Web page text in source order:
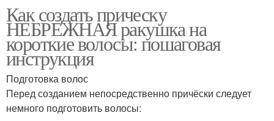
Как создать прическу
НЕБРЕЖНАЯ ракушка на
короткие волосы: пошаговая
инструкция
Подготовка волос
Перед созданием непосредственно причёски следует
немного подготовить волосы: